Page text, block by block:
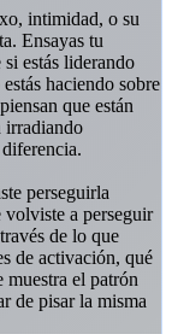
intimidad, o su
Ensayas tu
estás liderando
haciendo sobre
que están
irradiando
perseguirla
a perseguir
de lo que
de activación, qué
el patrón
de pisar la misma